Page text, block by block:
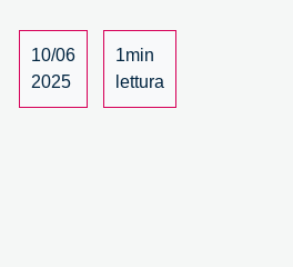
10/06
2025
1min
lettura